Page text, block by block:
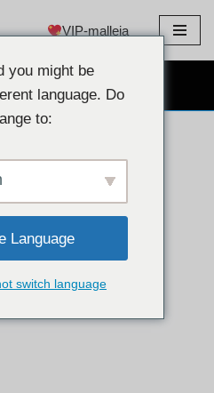
VIP-malleja
you might be
language. Do
to:
Language
switch language